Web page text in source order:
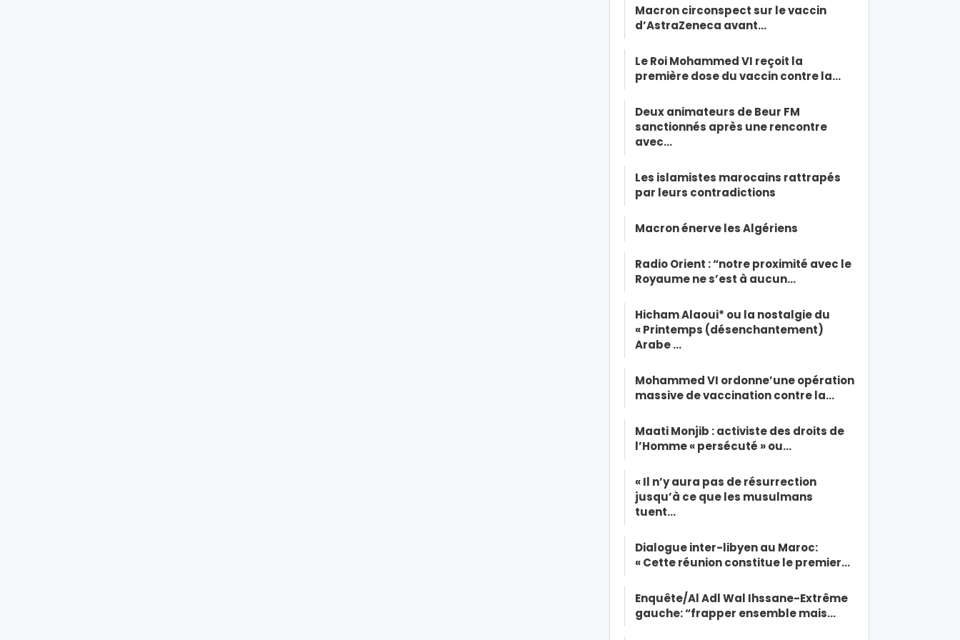
Macron circonspect sur le vaccin
d’AstraZeneca avant…
Le Roi Mohammed VI reçoit la
première dose du vaccin contre la…
Deux animateurs de Beur FM
sanctionnés après une rencontre
avec…
Les islamistes marocains rattrapés
par leurs contradictions
Macron énerve les Algériens
Radio Orient : “notre proximité avec le
Royaume ne s’est à aucun…
Hicham Alaoui* ou la nostalgie du
« Printemps (désenchantement)
Arabe …
Mohammed VI ordonne’une opération
massive de vaccination contre la…
Maati Monjib : activiste des droits de
l’Homme « persécuté » ou…
« Il n’y aura pas de résurrection
jusqu’à ce que les musulmans
tuent…
Dialogue inter-libyen au Maroc:
« Cette réunion constitue le premier…
Enquête/Al Adl Wal Ihssane-Extrême
gauche: “frapper ensemble mais…